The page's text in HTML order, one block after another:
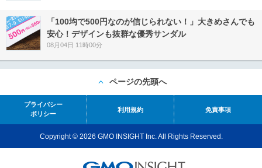
「100均で500円なのが信じられない！」大きめさんでも
安心！デザインも抜群な優秀サンダル
08月04日 11時00分
ページの先頭へ
プライバシー
ポリシー
利用規約 免責事項
Copyright © 2026 GMO INSIGHT Inc. All Rights Reserved.